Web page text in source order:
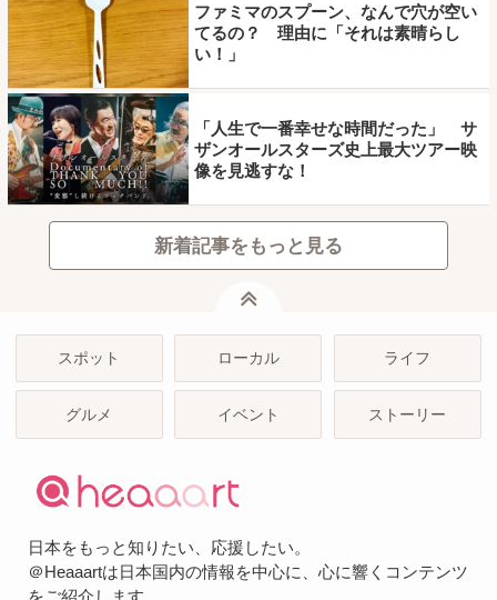
ファミマのスプーン、なんで穴が空い
てるの？ 理由に「それは素晴らし
い！」
「人生で一番幸せな時間だった」 サ
ザンオールスターズ史上最大ツアー映
像を見逃すな！
新着記事をもっと見る
スポット ローカル ライフ
グルメ イベント ストーリー
日本をもっと知りたい、応援したい。
＠Heaaartは日本国内の情報を中心に、心に響くコンテンツ